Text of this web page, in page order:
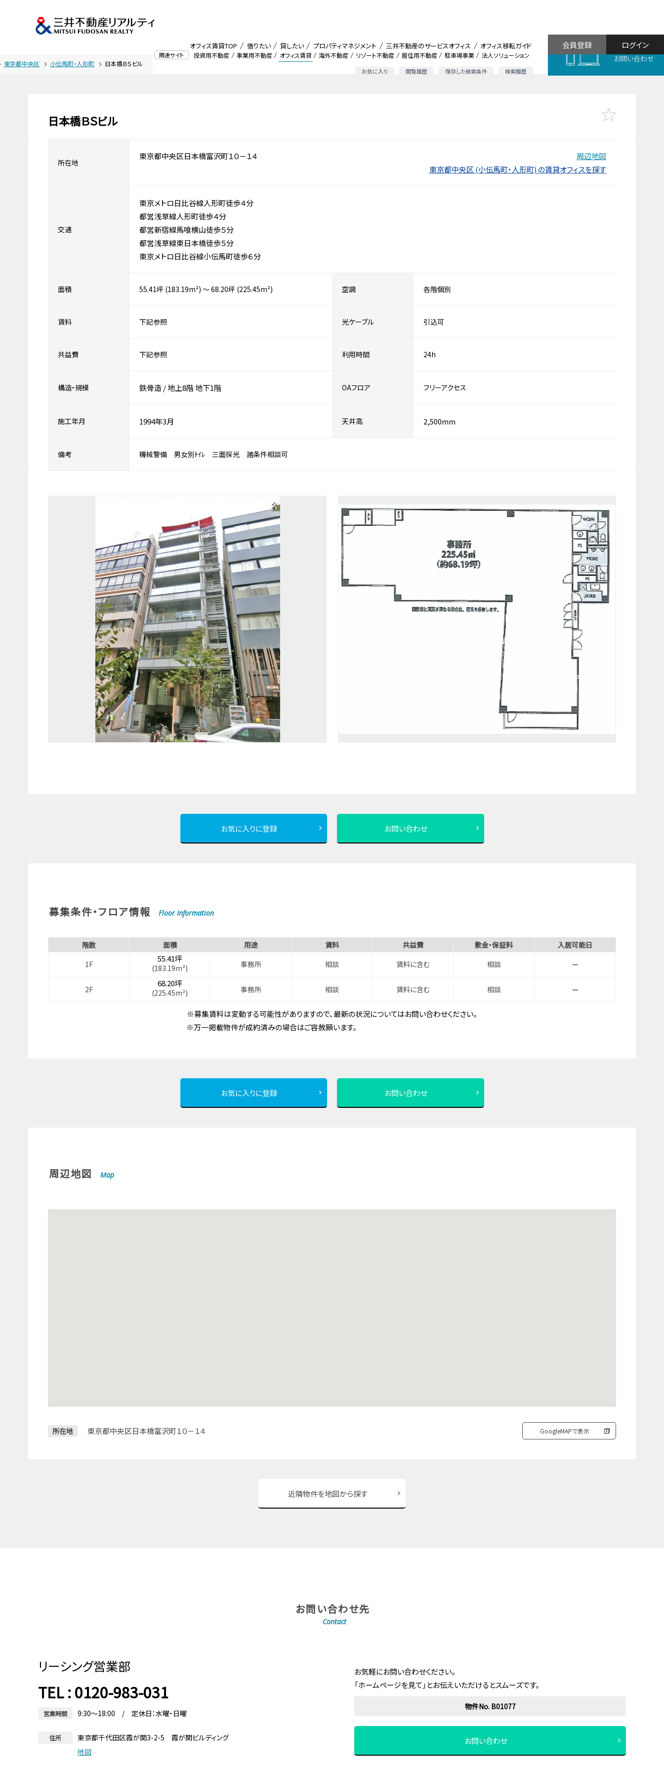
関連サイト 投資用不動産 事業用不動産 オフィス賃貸 海外不動産 リゾート不動産 居住用不動産 駐車場事業 法人ソリューション
お気に入り 閲覧履歴 保存した検索条件 検索履歴
オフィス賃貸TOP 借りたい 貸したい プロパティマネジメント 三井不動産のサービスオフィス オフィス移転ガイド
お問い合わせ
ログイン
会員登録
東京都中央区 小伝馬町・人形町 日本橋ＢＳビル
日本橋ＢＳビル
所在地
東京都中央区日本橋富沢町１０－１４
周辺地図
東京都中央区 (小伝馬町・人形町) の賃貸オフィスを探す
交通
東京メトロ日比谷線人形町徒歩４分
都営浅草線人形町徒歩４分
都営新宿線馬喰横山徒歩５分
都営浅草線東日本橋徒歩５分
東京メトロ日比谷線小伝馬町徒歩６分
面積 55.41坪 (183.19m²) ～ 68.20坪 (225.45m²) 空調 各階個別
賃料 下記参照 光ケーブル 引込可
共益費 下記参照 利用時間 24h
構造・規模 鉄骨造/地上8階地下1階 OAフロア フリーアクセス
施工年月 1994年3月 天井高 2,500mm
備考 機械警備 男女別ﾄｲﾚ 三面採光 諸条件相談可
お気に入りに登録 お問い合わせ
募集条件・フロア情報 Floor Information
階数 面積 用途 賃料 共益費 敷金・保証料
入居可能日
1F
55.41坪
(183.19m²) 事務所 相談 賃料に含む 相談 －
2F
68.20坪
(225.45m²) 事務所 相談 賃料に含む 相談 －
※募集賃料は変動する可能性がありますので、最新の状況についてはお問い合わせください。
※万一掲載物件が成約済みの場合はご容赦願います。
お気に入りに登録 お問い合わせ
周辺地図 Map
所在地 東京都中央区日本橋富沢町１０－１４ GoogleMAPで表示
近隣物件を地図から探す
お問い合わせ先
Contact
お気軽にお問い合わせください。
「ホームページを見て」とお伝えいただけるとスムーズです。
物件No. B01077
お問い合わせ
リーシング営業部
TEL : 0120-983-031
営業時間 9:30～18:00 / 定休日：水曜・日曜
住所
東京都千代田区霞が関3-2-5 霞が関ビルディング
地図